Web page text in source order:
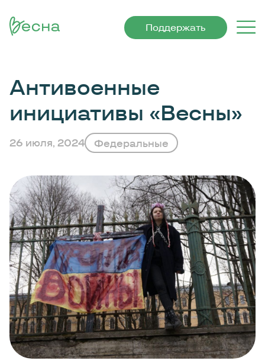
Поддержать
Антивоенные
инициативы «Весны»
26 июля, 2024 Федеральные